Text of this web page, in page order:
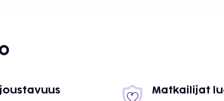
Matkailijat